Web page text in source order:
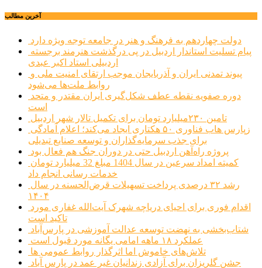
آخرین مطالب
دولت چهاردهم به فرهنگ و هنر در جامعه توجه ویژه دارد
اردبیلی استاد اکبر عبدی
روابط ملت‌ها می‌شود
است
تامین ۲۳۰میلیارد تومان برای تکمیل تالار شهر اردبیل
برای جذب سرمایه‌گذاران و توسعه صنایع تبدیلی
پروژه راه‌آهن اردبیل حتی در دوران جنگ هم فعال بود
خدمات رسانی انجام داد
۱۴۰۴
تاکید است
شتاب‌بخشی به نهضت توسعه عدالت آموزشی در پارس‌آباد
عملکرد ۱۸ ماهه امامی یگانه مورد قبول است
تلاش‌های خاموش اما اثرگذار روابط عمومی ها